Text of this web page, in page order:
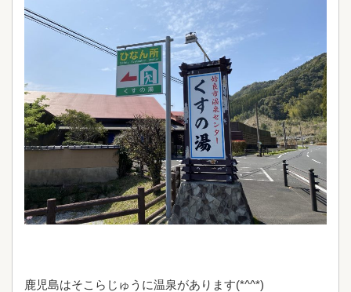
鹿児島はそこらじゅうに温泉があります(*^^*)